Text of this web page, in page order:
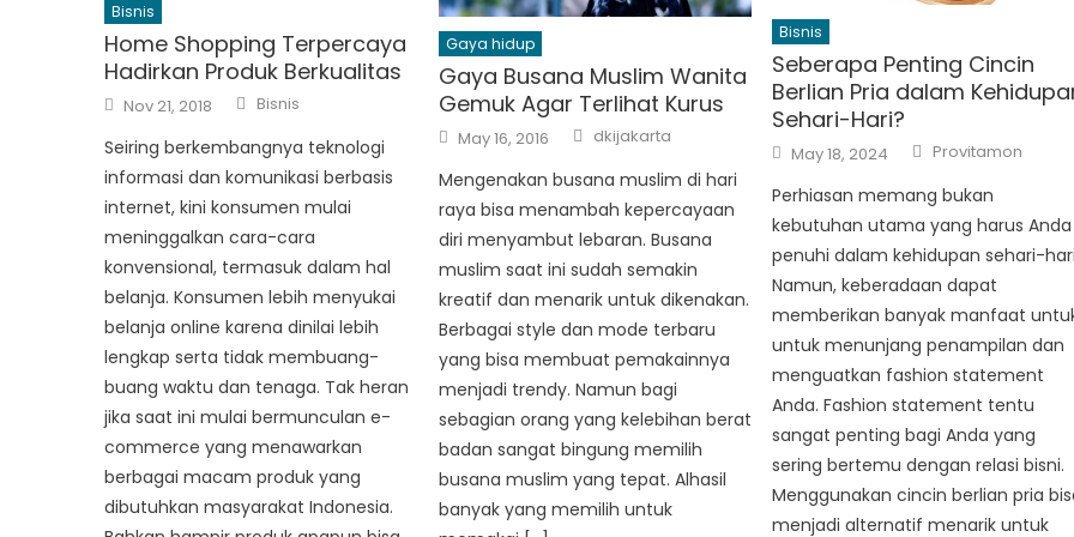
Bisnis
Home Shopping Terpercaya
Hadirkan Produk Berkualitas
Posted
on
Nov 21, 2018 Author
Bisnis
Seiring berkembangnya teknologi
informasi dan komunikasi berbasis
internet, kini konsumen mulai
meninggalkan cara-cara
konvensional, termasuk dalam hal
belanja. Konsumen lebih menyukai
belanja online karena dinilai lebih
lengkap serta tidak membuang-
buang waktu dan tenaga. Tak heran
jika saat ini mulai bermunculan e-
commerce yang menawarkan
berbagai macam produk yang
dibutuhkan masyarakat Indonesia.
Gaya hidup
Gaya Busana Muslim Wanita
Gemuk Agar Terlihat Kurus
Posted
on
May 16, 2016 Author
dkijakarta
Mengenakan busana muslim di hari
raya bisa menambah kepercayaan
diri menyambut lebaran. Busana
muslim saat ini sudah semakin
kreatif dan menarik untuk dikenakan.
Berbagai style dan mode terbaru
yang bisa membuat pemakainnya
menjadi trendy. Namun bagi
sebagian orang yang kelebihan berat
badan sangat bingung memilih
busana muslim yang tepat. Alhasil
banyak yang memilih untuk
Bisnis
Seberapa Penting Cincin
Berlian Pria dalam
Sehari-Hari?
Posted
on
May 18, 2024 Author
Provitamon
Perhiasan memang bukan
kebutuhan utama yang harus Anda
penuhi dalam kehidupan sehari-
Namun, keberadaan dapat
memberikan banyak manfaat
untuk menunjang penampilan dan
menguatkan fashion statement
Anda. Fashion statement tentu
sangat penting bagi Anda yang
sering bertemu dengan relasi bisni.
Menggunakan cincin berlian pria
menjadi alternatif menarik untuk